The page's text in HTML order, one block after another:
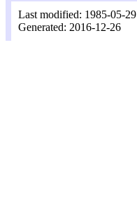
Last modified: 1985-05-29
Generated: 2016-12-26